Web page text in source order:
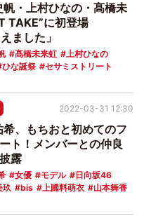
・上村ひなの・髙橋未
TAKE”に初登場
ました」
髙橋未来虹
上村ひなの
ひな誕祭 セサミストリート
、もちおと初めてのフ
ト！メンバーとの仲良
露
女優 モデル
日向坂46
玖 bis 上國料萌衣 山本舞香
2022-03-31 12:30